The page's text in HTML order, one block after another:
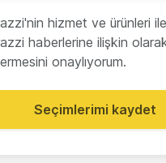
hizmet ve ürünleri
haberlerine ilişkin
onaylıyorum.
Seçimlerimi kaydet